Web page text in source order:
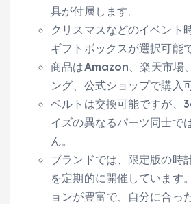
具が付属します。
クリスマスなどのイベント
ギフトボックスが選択可能
商品はAmazon、楽天市場
ング、公式ショップで購入
ベルトは交換可能ですが、
イズの異なるパーツ同士で
ん。
ブランドでは、限定版の時
を定期的に開催しています
ョンが豊富で、自分に合っ